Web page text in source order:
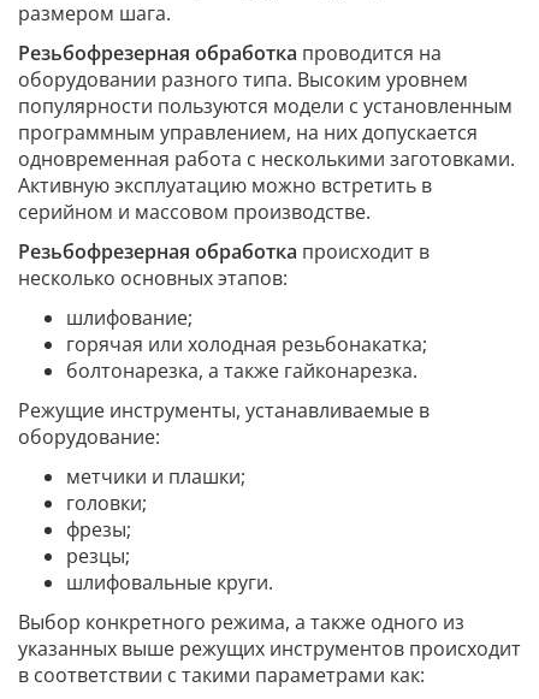
размером шага.
Резьбофрезерная обработка проводится на
оборудовании разного типа. Высоким уровнем
популярности пользуются модели с установленным
программным управлением, на них допускается
одновременная работа с несколькими заготовками.
Активную эксплуатацию можно встретить в
серийном и массовом производстве.
Резьбофрезерная обработка происходит в
несколько основных этапов:
шлифование;
горячая или холодная резьбонакатка;
болтонарезка, а также гайконарезка.
Режущие инструменты, устанавливаемые в
оборудование:
метчики и плашки;
головки;
фрезы;
резцы;
шлифовальные круги.
Выбор конкретного режима, а также одного из
указанных выше режущих инструментов происходит
в соответствии с такими параметрами как: